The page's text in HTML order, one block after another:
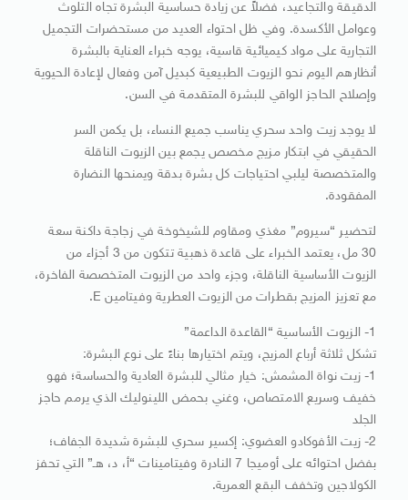
الدقيقة والتجاعيد، فضلاً عن زيادة حساسية البشرة تجاه التلوث
وعوامل الأكسدة. وفي ظل احتواء العديد من مستحضرات التجميل
التجارية على مواد كيميائية قاسية، يوجه خبراء العناية بالبشرة
أنظارهم اليوم نحو الزيوت الطبيعية كبديل آمن وفعال لإعادة الحيوية
وإصلاح الحاجز الواقي للبشرة المتقدمة في السن.
لا يوجد زيت واحد سحري يناسب جميع النساء، بل يكمن السر
الحقيقي في ابتكار مزيج مخصص يجمع بين الزيوت الناقلة
والمتخصصة ليلبي احتياجات كل بشرة بدقة ويمنحها النضارة
المفقودة.
لتحضير “سيروم” مغذي ومقاوم للشيخوخة في زجاجة داكنة سعة
30 مل، يعتمد الخبراء على قاعدة ذهبية تتكون من 3 أجزاء من
الزيوت الأساسية الناقلة، وجزء واحد من الزيوت المتخصصة الفاخرة،
مع تعزيز المزيج بقطرات من الزيوت العطرية وفيتامين E.
1- الزيوت الأساسية “القاعدة الداعمة”
تشكل ثلاثة أرباع المزيج، ويتم اختيارها بناءً على نوع البشرة:
1- زيت نواة المشمش: خيار مثالي للبشرة العادية والحساسة؛ فهو
خفيف وسريع الامتصاص، وغني بحمض اللينوليك الذي يرمم حاجز
الجلد
2- زيت الأفوكادو العضوي: إكسير سحري للبشرة شديدة الجفاف؛
بفضل احتوائه على أوميجا 7 النادرة وفيتامينات “أ، د، هـ” التي تحفز
الكولاجين وتخفف البقع العمرية.